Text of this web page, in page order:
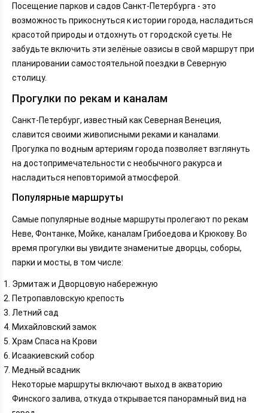
Посещение парков и садов Санкт-Петербурга - это
возможность прикоснуться к истории города, насладиться
красотой природы и отдохнуть от городской суеты. Не
забудьте включить эти зелёные оазисы в свой маршрут при
планировании самостоятельной поездки в Северную
столицу.
Прогулки по рекам и каналам
Санкт-Петербург, известный как Северная Венеция,
славится своими живописными реками и каналами.
Прогулка по водным артериям города позволяет взглянуть
на достопримечательности с необычного ракурса и
насладиться неповторимой атмосферой.
Популярные маршруты
Самые популярные водные маршруты пролегают по рекам
Неве, Фонтанке, Мойке, каналам Грибоедова и Крюкову. Во
время прогулки вы увидите знаменитые дворцы, соборы,
парки и мосты, в том числе:
Эрмитаж и Дворцовую набережную
Петропавловскую крепость
Летний сад
Михайловский замок
Храм Спаса на Крови
Исаакиевский собор
Медный всадник
Некоторые маршруты включают выход в акваторию
Финского залива, откуда открывается панорамный вид на